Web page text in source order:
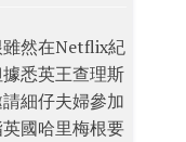
然在Netflix紀
悉英王查理斯
細仔夫婦參加
國哈里梅根要